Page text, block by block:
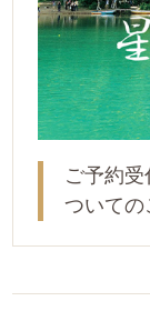
ご予約
ついて